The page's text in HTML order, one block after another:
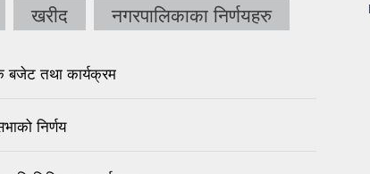
खरीद नगरपालिकाका निर्णयहरु
बजेट तथा कार्यक्रम
निर्णय